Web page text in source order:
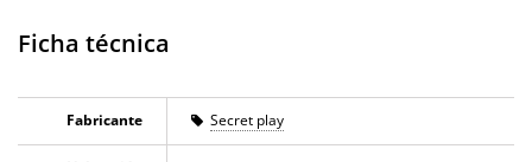
Ficha técnica
Fabricante Secret play